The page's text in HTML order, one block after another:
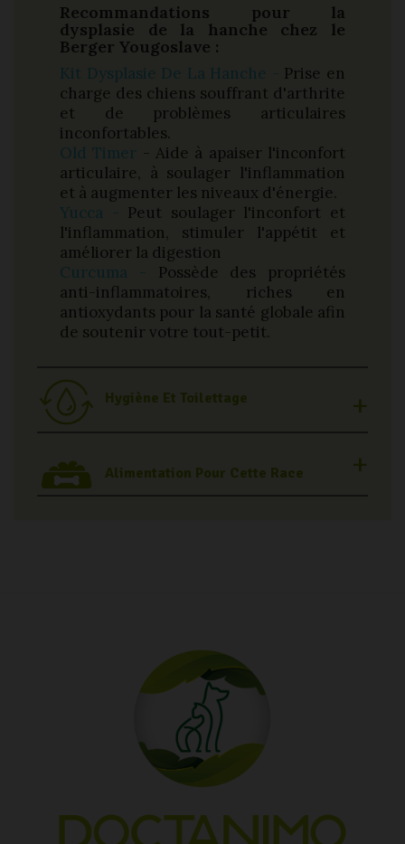
Recommandations pour la
dysplasie de la hanche chez le
Berger Yougoslave :
Kit Dysplasie De La Hanche -
Prise en
charge des chiens souffrant d'arthrite
et de problèmes articulaires
inconfortables.
Old Timer
- Aide à apaiser l'inconfort
articulaire, à soulager l'inflammation
et à augmenter les niveaux d'énergie.
Yucca -
Peut soulager l'inconfort et
l'inflammation, stimuler l'appétit et
améliorer la digestion
Curcuma -
Possède des propriétés
anti-inflammatoires, riches en
antioxydants pour la santé globale afin
de soutenir votre tout-petit.
Hygiène Et Toilettage
Alimentation Pour Cette Race